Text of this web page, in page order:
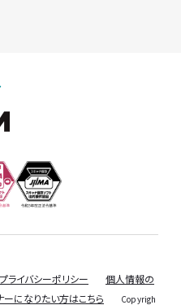
プライバシーポリシー
個人情報の
ーになりたい方はこちら Copyrigh